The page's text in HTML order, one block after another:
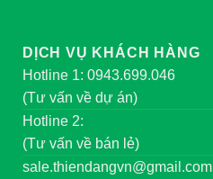
DỊCH VỤ KHÁCH HÀNG
Hotline 1: 0943.699.046
(Tư vấn về dự án)
Hotline 2:
(Tư vấn về bán lẻ)
sale.thiendangvn@gmail.com